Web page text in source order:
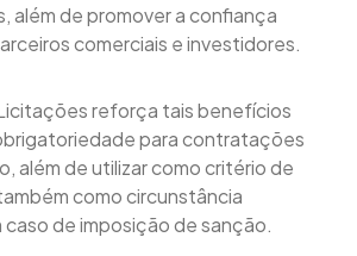
além de promover a confiança
comerciais e investidores.
reforça tais benefícios
para contratações
além de utilizar como critério de
como circunstância
de imposição de sanção.